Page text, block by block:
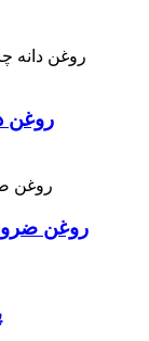
روغن
روغن